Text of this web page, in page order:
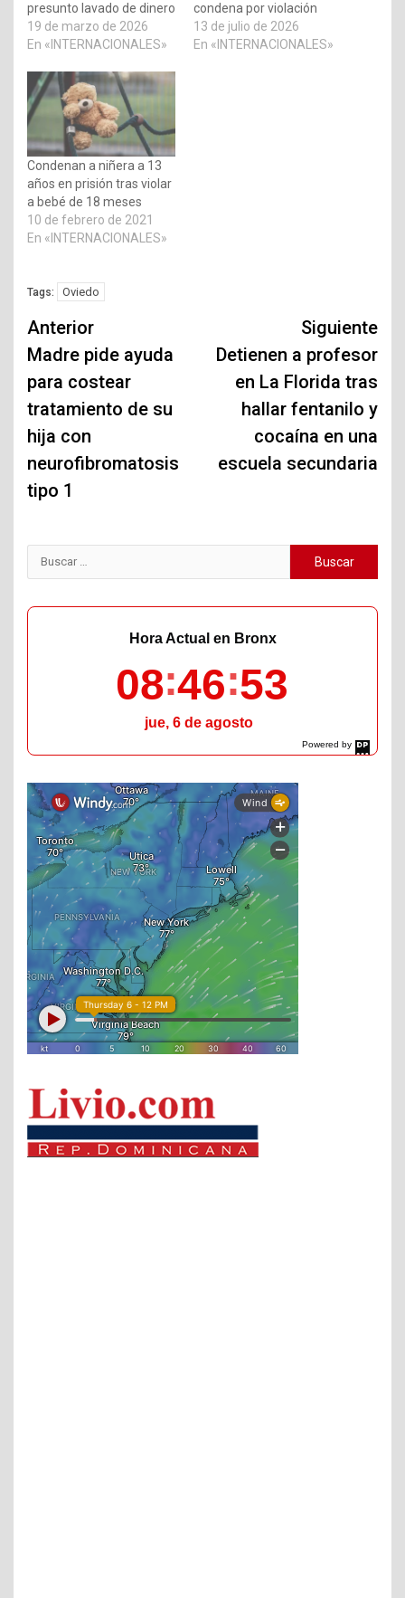
presunto lavado de dinero
19 de marzo de 2026
En «INTERNACIONALES»
condena por violación
13 de julio de 2026
En «INTERNACIONALES»
Condenan a niñera a 13
años en prisión tras violar
a bebé de 18 meses
10 de febrero de 2021
En «INTERNACIONALES»
Tags: Oviedo
Navegación
de
entradas
Anterior
Madre pide ayuda
para costear
tratamiento de su
hija con
neurofibromatosis
tipo 1
Siguiente
Detienen a profesor
en La Florida tras
hallar fentanilo y
cocaína en una
escuela secundaria
Buscar:
Powered by
DaysPedia.com
Hora Actual en Bronx
08 46 54
jue, 6 de agosto